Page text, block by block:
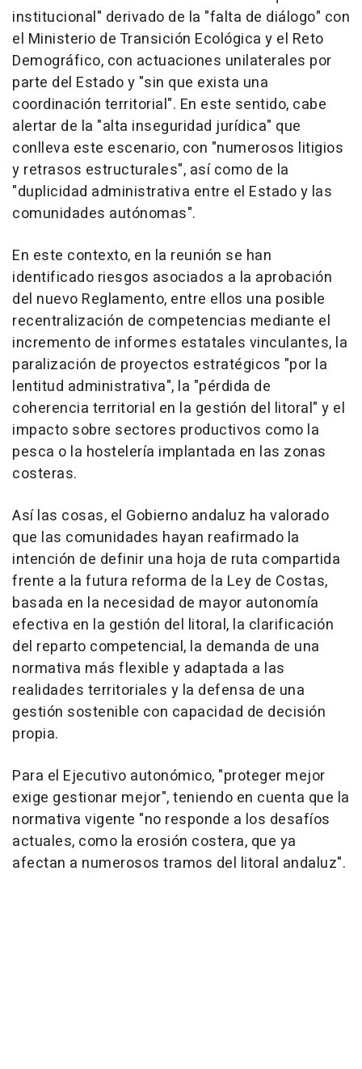
institucional" derivado de la "falta de diálogo" con
el Ministerio de Transición Ecológica y el Reto
Demográfico, con actuaciones unilaterales por
parte del Estado y "sin que exista una
coordinación territorial". En este sentido, cabe
alertar de la "alta inseguridad jurídica" que
conlleva este escenario, con "numerosos litigios
y retrasos estructurales", así como de la
"duplicidad administrativa entre el Estado y las
comunidades autónomas".
En este contexto, en la reunión se han
identificado riesgos asociados a la aprobación
del nuevo Reglamento, entre ellos una posible
recentralización de competencias mediante el
incremento de informes estatales vinculantes, la
paralización de proyectos estratégicos "por la
lentitud administrativa", la "pérdida de
coherencia territorial en la gestión del litoral" y el
impacto sobre sectores productivos como la
pesca o la hostelería implantada en las zonas
costeras.
Así las cosas, el Gobierno andaluz ha valorado
que las comunidades hayan reafirmado la
intención de definir una hoja de ruta compartida
frente a la futura reforma de la Ley de Costas,
basada en la necesidad de mayor autonomía
efectiva en la gestión del litoral, la clarificación
del reparto competencial, la demanda de una
normativa más flexible y adaptada a las
realidades territoriales y la defensa de una
gestión sostenible con capacidad de decisión
propia.
Para el Ejecutivo autonómico, "proteger mejor
exige gestionar mejor", teniendo en cuenta que la
normativa vigente "no responde a los desafíos
actuales, como la erosión costera, que ya
afectan a numerosos tramos del litoral andaluz".